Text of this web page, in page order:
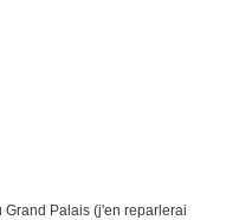
Palais (j'en reparlerai